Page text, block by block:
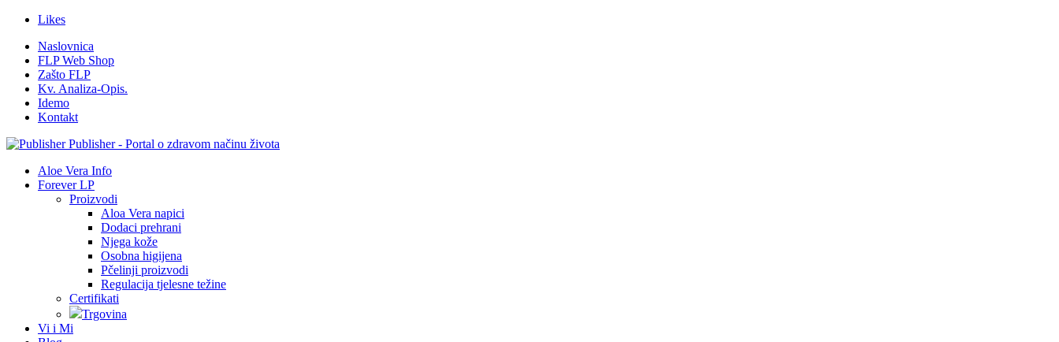
Likes
Naslovnica
FLP Web Shop
Zašto FLP
Kv. Analiza-Opis.
Idemo
Kontakt
Publisher - Portal o zdravom načinu života
Aloe Vera Info
Forever LP
Proizvodi
Aloa Vera napici
Dodaci prehrani
Njega kože
Osobna higijena
Pčelinji proizvodi
Regulacija tjelesne težine
Certifikati
Trgovina
Vi i Mi